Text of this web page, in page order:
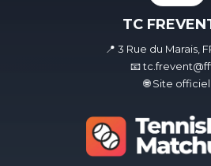
TC
📍 3 Rue du Marais,
📧
🌐 Site officiel